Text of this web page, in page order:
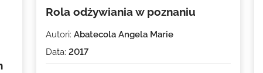
Rola odżywiania w poznaniu
Autori: Abatecola Angela Marie
Data: 2017